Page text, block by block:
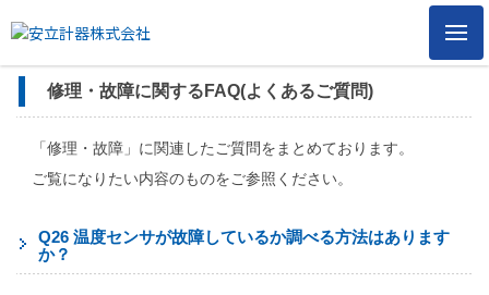
メ
ニ
修理・故障に関するFAQ(よくあるご質問)
「修理・故障」に関連したご質問をまとめております。
ご覧になりたい内容のものをご参照ください。
Q26 温度センサが故障しているか調べる方法はあります
か？